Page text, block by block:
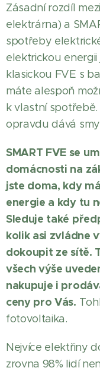
Zásadní rozdíl
elektrárna) a
spotřeby
elektrickou
klasickou FVE s
máte alespoň
k vlastní spotřebě.
opravdu dává
SMART FVE se
domácnosti na
jste doma, kdy
energie a kdy tu
Sleduje také
kolik asi zvládne
dokoupit ze sítě.
všech výše
nakupuje i
ceny pro Vás.
fotovoltaika.
Nejvíce elektřiny
zrovna 98% lidí